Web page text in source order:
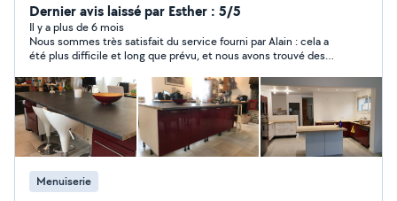
du bâtiment (électricité, peinture, plâtrerie,équipement
cuisine et sdb). Très méticuleux, voire perfectionniste,
je suis à même de vous conseiller ( voire à réaliser des
projets d'implantations en 3D) et de réaliser les travaux
pour lesquels je postule. Par ailleurs j'accepte le
règlement en CESU
Dernier avis laissé par Esther : 5/5
Il y a plus de 6 mois
Nous sommes très satisfait du service fourni par Alain : cela a
été plus difficile et long que prévu, et nous avons trouvé des
contact.
Menuiserie